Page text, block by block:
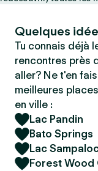
Quelques
Tu connais déjà
rencontres près
aller? Ne t'en
meilleures
en ville :
Lac Pandin
Bato Springs
Lac
Forest Wood